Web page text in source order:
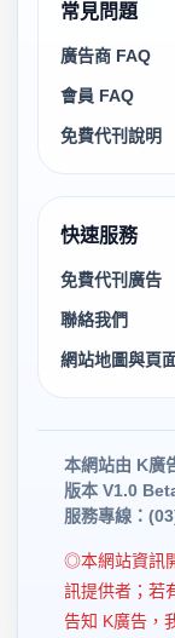
常見問題
廣告商 FAQ
會員 FAQ
免費代刊說明
快速服務
免費代刊廣告
聯絡我們
網站地圖與頁
本網站由 K廣
版本 V1.0
服務專線：
◎本網站資訊
訊提供者；若
告知 K廣告，